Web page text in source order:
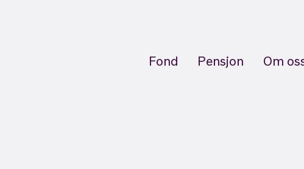
Fond Pensjon Om